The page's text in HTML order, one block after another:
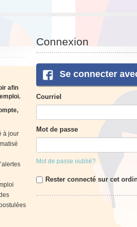
afin
à jour
Connexion
Se connecter
Courriel
Mot de passe
Mot de passe oublié?
Rester connecté sur cet